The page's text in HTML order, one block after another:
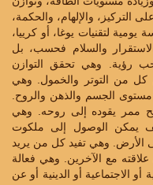
التركيز، والإلهام، والحكمة،
لتقنيات يوغا، أو كرييا،
والسلام فحسب، بل
رؤية. وهي تحقق التوازن
من التوتر والخمول. وهي
الجسم والذهن والروح.
يقوده إلى روحه. وهي
يمكن الوصول إلى ملكوت
الأرض. وهي تفيد كل من يريد
مع الآخرين. وهي فعالة
الاجتماعية أو الدينية أو عن